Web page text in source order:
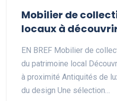
Mobilier de
locaux à
EN BREF Mobilier de
du patrimoine local
à proximité Antiquités de
du design Une sélection…